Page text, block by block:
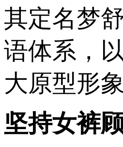
其定名梦
语体系，
大原型形象
坚持女裤